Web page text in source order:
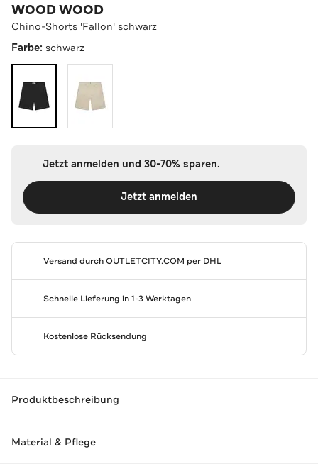
WOOD WOOD
Chino-Shorts 'Fallon' schwarz
Farbe: schwarz
Jetzt anmelden und 30-70% sparen.
Jetzt anmelden
Versand durchOUTLETCITY.COM per DHL
Schnelle Lieferung in 1-3 Werktagen
Kostenlose Rücksendung
Produktbeschreibung
Material & Pflege